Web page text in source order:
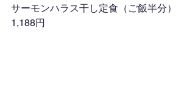
サーモンハラス干し定食（ご飯半分）
1,188円